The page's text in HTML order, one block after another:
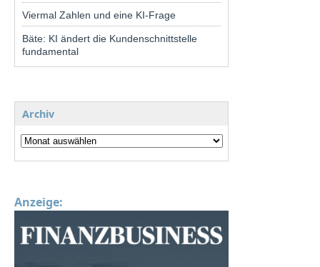
Viermal Zahlen und eine KI-Frage
Bäte: KI ändert die Kundenschnittstelle
fundamental
Archiv
Anzeige: